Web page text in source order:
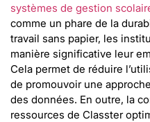
systèmes de gestion
comme un phare de la
travail sans papier, les
manière significative leur
Cela permet de réduire
de promouvoir une
des données. En outre, la
ressources de Classter